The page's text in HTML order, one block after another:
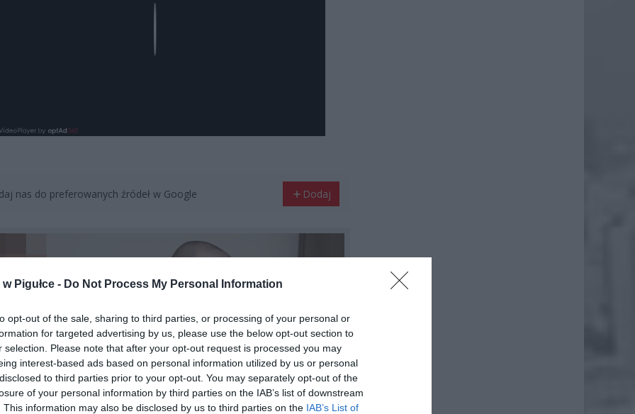
Pigułce - Do Not Process My Personal Information
opt-out of the sale, sharing to third parties, or processing of your personal or
for targeted advertising by us, please use the below opt-out section to
selection. Please note that after your opt-out request is processed you may
interest-based ads based on personal information utilized by us or personal
to third parties prior to your opt-out. You may separately opt-out of the
of your personal information by third parties on the IAB’s list of downstream
This information may also be disclosed by us to third parties on the IAB’s List of
nas do preferowanych źródeł w Google Dodaj